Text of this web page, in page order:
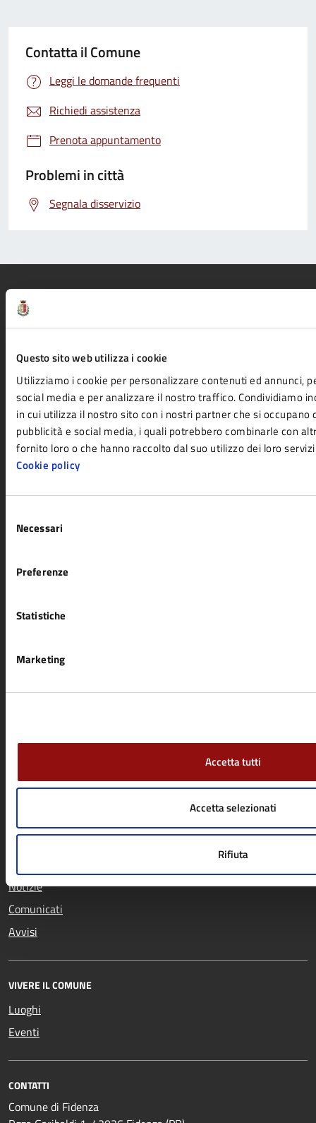
Questo sito web utilizza i cookie
Utilizziamo i cookie per personalizzare contenuti ed annunci,
social media e per analizzare il nostro traffico. Condividiamo
in cui utilizza il nostro sito con i nostri partner che si occupano
pubblicità e social media, i quali potrebbero combinarle con
fornito loro o che hanno raccolto dal suo utilizzo dei loro
Cookie policy
delNecessari
Preferenze
Statistiche
Marketing
Accetta tutti
Accetta selezionati
Rifiuta
Contatta il Comune
Leggi le domande frequenti
Richiedi assistenza
Prenota appuntamento
Problemi in città
Segnala disservizio
AMMINISTRAZIONE
Organi di governo
Aree amministrative
Uffici
Personale amministrativo
Appalti pubblici
Catasto e urbanistica
Educazione e formazione
assistenza
contravvenzioni
Vita lavorativa
Notizie
Comunicati
Avvisi
VIVERE IL COMUNE
Luoghi
Eventi
CONTATTI
Comune di Fidenza